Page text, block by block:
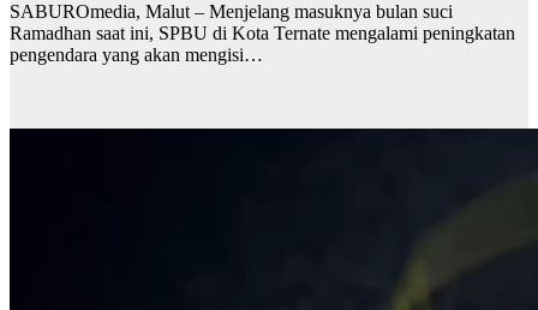
SABUROmedia, Malut – Menjelang masuknya bulan suci
Ramadhan saat ini, SPBU di Kota Ternate mengalami peningkatan
pengendara yang akan mengisi…